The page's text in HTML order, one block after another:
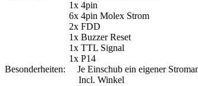
1x 4pin
6x 4pin Molex Strom
2x FDD
1x Buzzer Reset
1x TTL Signal
1x P14
Besonderheiten: Je Einschub ein eigener
Incl. Winkel